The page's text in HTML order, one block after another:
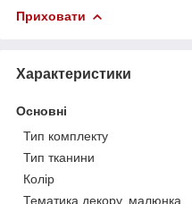
Приховати
Характеристики
Основні
Тип комплекту
Тип тканини
Колір
Тематика декору, малюнка